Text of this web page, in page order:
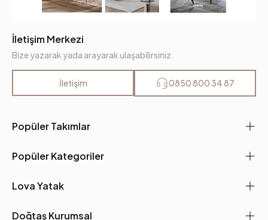
Popüler Takımlar
Popüler Kategoriler
Lova Yatak
Doğtaş Kurumsal
İletişim Merkezi
Bize yazarak yada arayarak ulaşabilirsiniz.
İletişim 0850 800 34 87